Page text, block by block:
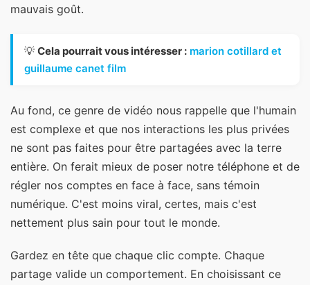
mauvais goût.
💡 Cela pourrait vous intéresser : marion cotillard et
guillaume canet film
Au fond, ce genre de vidéo nous rappelle que l'humain
est complexe et que nos interactions les plus privées
ne sont pas faites pour être partagées avec la terre
entière. On ferait mieux de poser notre téléphone et de
régler nos comptes en face à face, sans témoin
numérique. C'est moins viral, certes, mais c'est
nettement plus sain pour tout le monde.
Gardez en tête que chaque clic compte. Chaque
partage valide un comportement. En choisissant ce